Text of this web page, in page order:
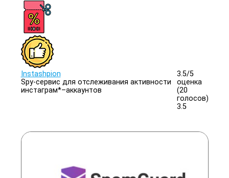
Instashpion
Spy-сервис для отслеживания активности
инстаграм*–аккаунтов
3.5/5
оценка
(20
голосов)
3.5